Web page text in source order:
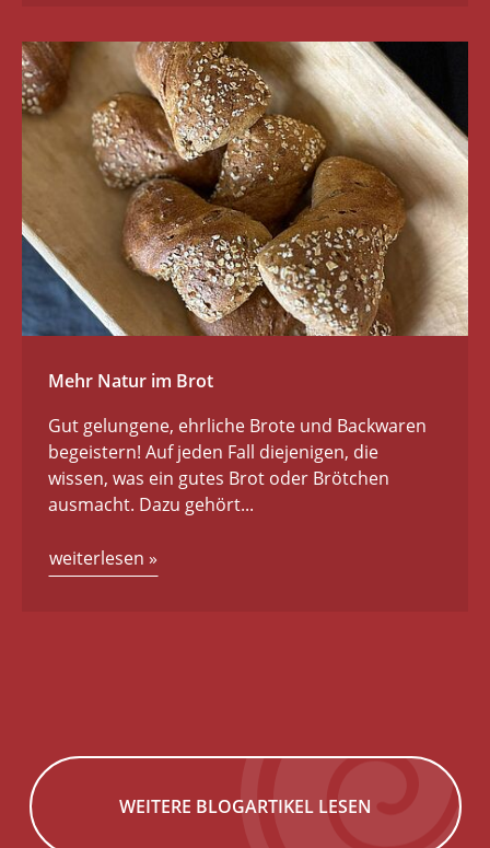
Mehr Natur im Brot
Gut gelungene, ehrliche Brote und Backwaren
begeistern! Auf jeden Fall diejenigen, die
wissen, was ein gutes Brot oder Brötchen
ausmacht. Dazu gehört...
weiterlesen »
WEITERE BLOGARTIKEL LESEN